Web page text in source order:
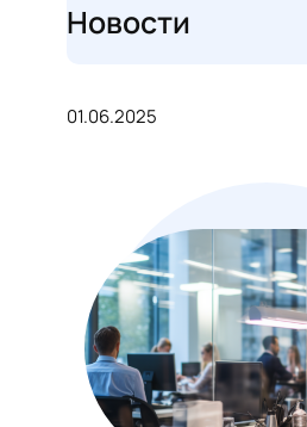
Новости
01.06.2025